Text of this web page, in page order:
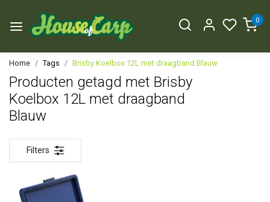
0
Home Tags Brisby Koelbox 12L met draagband Blauw
Producten getagd met Brisby
Koelbox 12L met draagband
Blauw
Filters